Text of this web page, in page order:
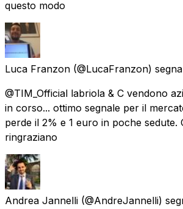
questo modo
Luca Franzon (@LucaFranzon)
@TIM_Official labriola & C vendono
in corso... ottimo segnale per il
perde il 2% e 1 euro in poche sedute.
ringraziano
Andrea Jannelli (@AndreJannelli)